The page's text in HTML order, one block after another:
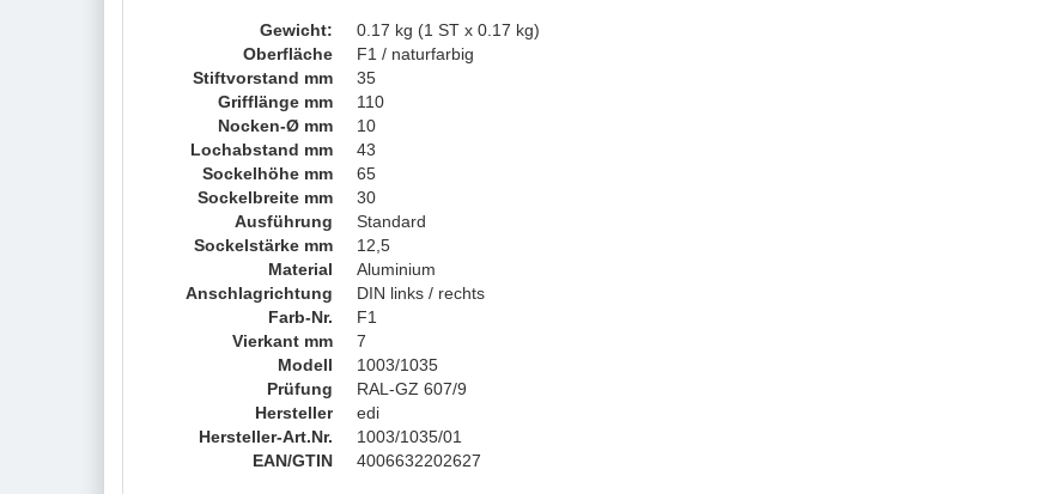
Gewicht:
0.17 kg (1 ST x 0.17 kg)
Oberfläche
F1 / naturfarbig
Stiftvorstand mm
35
Grifflänge mm
110
Nocken-Ø mm
10
Lochabstand mm
43
Sockelhöhe mm
65
Sockelbreite mm
30
Ausführung
Standard
Sockelstärke mm
12,5
Material
Aluminium
Anschlagrichtung
DIN links / rechts
Farb-Nr.
F1
Vierkant mm
7
Modell
1003/1035
Prüfung
RAL-GZ 607/9
Hersteller
edi
Hersteller-Art.Nr.
1003/1035/01
EAN/GTIN
4006632202627